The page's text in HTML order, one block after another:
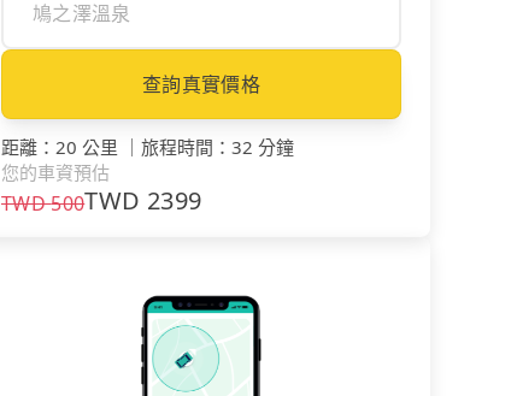
查詢真實價格
距離 ： 20 公里 ｜ 旅程時間 ： 32 分鐘
您的車資預估
TWD500TWD 2399